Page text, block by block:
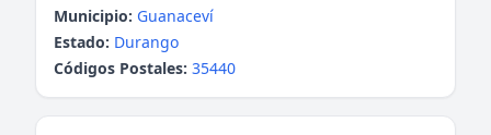
Municipio: Guanaceví
Estado: Durango
Códigos Postales: 35440